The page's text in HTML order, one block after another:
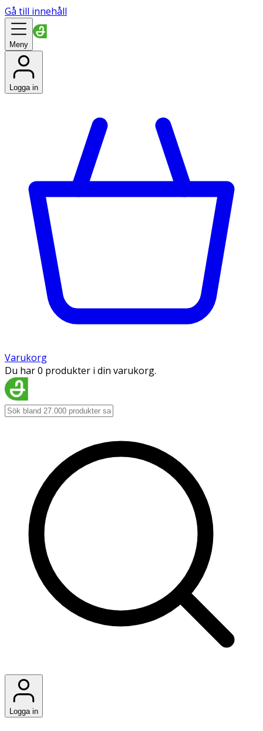
Gå till innehåll
Meny
Logga in
Varukorg
Du har 0 produkter i din varukorg.
Logga in